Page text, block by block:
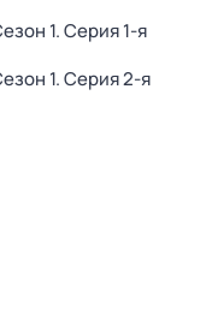
1. Серия 1-я
1. Серия 2-я